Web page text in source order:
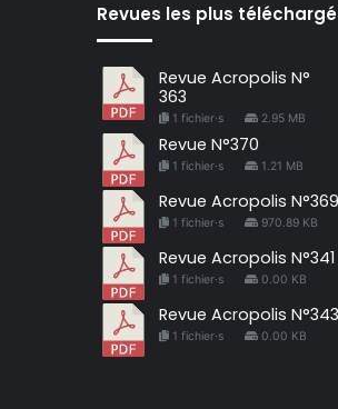
Revues les plus
Revue Acropolis N°
363
1 fichier·s 2.95 MB
Revue N°370
1 fichier·s 1.21 MB
Revue Acropolis N°369
1 fichier·s 970.89 KB
Revue Acropolis N°341
1 fichier·s 0.00 KB
Revue Acropolis N°343
1 fichier·s 0.00 KB